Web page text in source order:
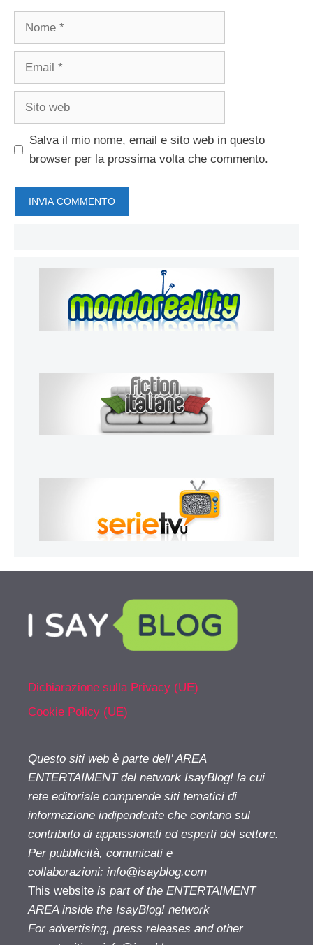
Nome
Email
Sito
Salva il mio nome, email e sito web in questo
browser per la prossima volta che commento.
Dichiarazione sulla Privacy (UE)
Cookie Policy (UE)
Questo siti web è parte dell’ AREA
ENTERTAIMENT del network IsayBlog! la cui
rete editoriale comprende siti tematici di
informazione indipendente che contano sul
contributo di appassionati ed esperti del settore.
Per pubblicità, comunicati e
collaborazioni: info@isayblog.com
This website is part of the ENTERTAIMENT
AREA inside the IsayBlog! network
For advertising, press releases and other